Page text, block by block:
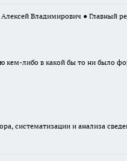
Владимирович ● Главный
кем-либо в какой бы то ни было
систематизации и анализа